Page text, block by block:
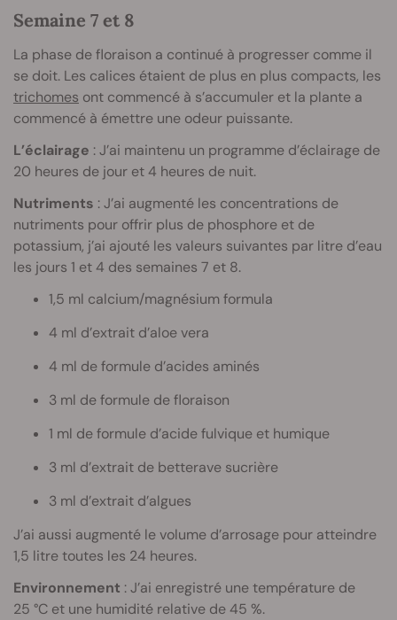
Semaine 7 et 8
La phase de floraison a continué à progresser comme il
se doit. Les calices étaient de plus en plus compacts, les
trichomes ont commencé à s’accumuler et la plante a
commencé à émettre une odeur puissante.
L’éclairage : J’ai maintenu un programme d’éclairage de
20 heures de jour et 4 heures de nuit.
Nutriments : J’ai augmenté les concentrations de
nutriments pour offrir plus de phosphore et de
potassium, j’ai ajouté les valeurs suivantes par litre d’eau
les jours 1 et 4 des semaines 7 et 8.
1,5 ml calcium/magnésium formula
4 ml d’extrait d’aloe vera
4 ml de formule d’acides aminés
3 ml de formule de floraison
1 ml de formule d’acide fulvique et humique
3 ml d’extrait de betterave sucrière
3 ml d’extrait d’algues
J’ai aussi augmenté le volume d’arrosage pour atteindre
1,5 litre toutes les 24 heures.
Environnement : J’ai enregistré une température de
25 °C et une humidité relative de 45 %.